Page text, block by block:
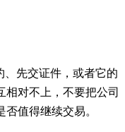
、先交证件，或者它的
相对不上，不要把公司
值得继续交易。